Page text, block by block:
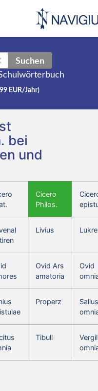
Suchen
EUR/Jahr)
bei
und
Cicero
Philos.
Livius
Ovid Ars
amatoria
Ovid
Properz
Tibull
Vergil